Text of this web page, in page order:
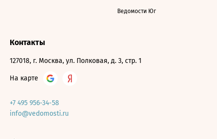
Ведомости Юг
Контакты
127018, г. Москва, ул. Полковая, д. 3, стр. 1
На карте
+7 495 956-34-58
info@vedomosti.ru